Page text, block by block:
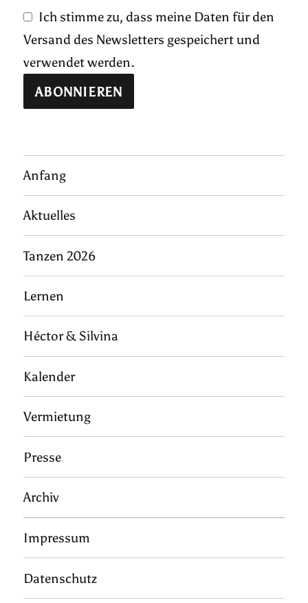
Ich stimme zu, dass meine Daten für den
Versand des Newsletters gespeichert und
verwendet werden.
Anfang
Aktuelles
Tanzen 2026
Lernen
Héctor & Silvina
Kalender
Vermietung
Presse
Archiv
Impressum
Datenschutz